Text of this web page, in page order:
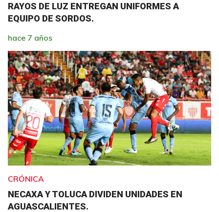
RAYOS DE LUZ ENTREGAN UNIFORMES A
EQUIPO DE SORDOS.
hace 7 años
CRÓNICA
NECAXA Y TOLUCA DIVIDEN UNIDADES EN
AGUASCALIENTES.